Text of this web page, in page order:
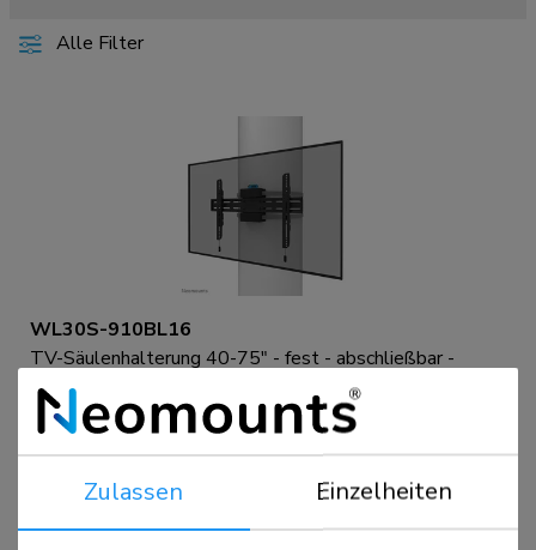
Alle Filter
WL30S-910BL16
TV-Säulenhalterung 40-75" - fest - abschließbar -
Durchm. 25-100 cm
Vergleichen
Zulassen Einzelheiten